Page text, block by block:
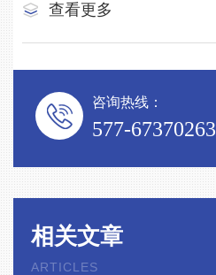
查看更多
咨询热线：
577-67370263
相关文章
ARTICLES